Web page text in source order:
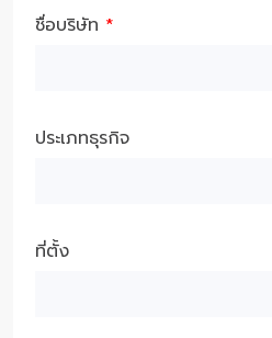
ชื่อบริษัท *
ประเภทธุรกิจ
ที่ตั้ง